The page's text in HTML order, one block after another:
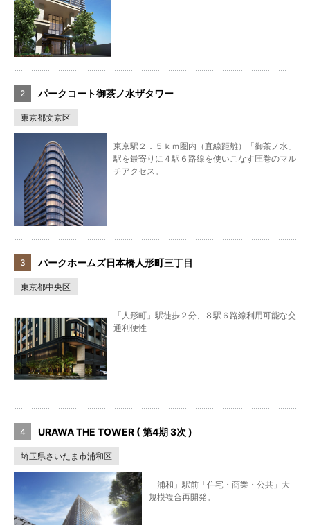
パークコート御茶ノ水ザタワー
東京都文京区
東京駅２．５ｋｍ圏内（直線距離）「御茶ノ水」
駅を最寄りに４駅６路線を使いこなす圧巻のマル
チアクセス。
パークホームズ日本橋人形町三丁目
東京都中央区
「人形町」駅徒歩２分、８駅６路線利用可能な交
通利便性
URAWA THE TOWER ( 第4期 3次 )
埼玉県さいたま市浦和区
「浦和」駅前「住宅・商業・公共」大
規模複合再開発。